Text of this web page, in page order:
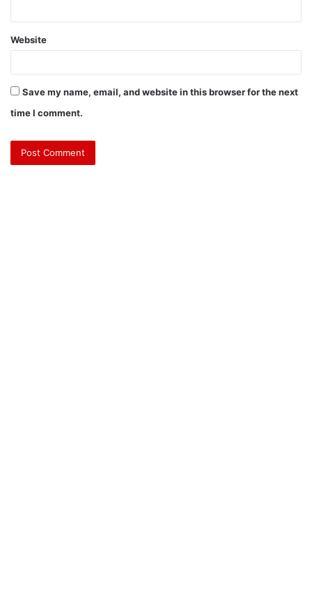
Website
Save my name, email, and website in this browser for the next
time I comment.